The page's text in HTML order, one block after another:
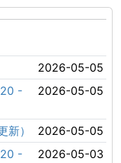
2026-05-05
-
2026-05-05
）
2026-05-05
-
2026-05-03